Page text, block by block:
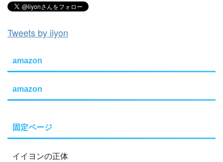
Tweets by iiyon
amazon
amazon
固定ページ
イイヨンの正体